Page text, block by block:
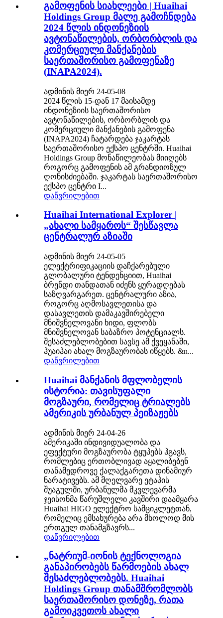
გამოფენის სიახლეები | Huaihai
Holdings Group მალე გამოჩნდება
2024 წლის ინდონეზიის
ავტონაწილების, ორბორბლის და
კომერციული მანქანების
საერთაშორისო გამოფენაზე
(INAPA2024).
ადმინის მიერ 24-05-08
2024 წლის 15-დან 17 მაისამდე
ინდონეზიის საერთაშორისო
ავტონაწილების, ორბორბლის და
კომერციული მანქანების გამოფენა
(INAPA2024) ჩატარდება ჯაკარტას
საერთაშორისო ექსპო ცენტრში. Huaihai
Holdings Group მონაწილეობას მიიღებს
როგორც გამოფენის ამ გრანდიოზულ
ღონისძიებაში. ჯაკარტას საერთაშორისო
ექსპო ცენტრი I...
დაწვრილებით
Huaihai International Explorer |
„ახალი სამყაროს“ შესწავლა
ცენტრალურ აზიაში
ადმინის მიერ 24-05-05
ელექტრიფიკაციის დაჩქარებული
გლობალური ტენდენციით, Huaihai
ბრენდი თანდათან იძენს ყურადღებას
საზღვარგარეთ. ცენტრალური აზია,
როგორც აღმოსავლეთისა და
დასავლეთის დამაკავშირებელი
მნიშვნელოვანი ხიდი, ფლობს
მნიშვნელოვან საბაზრო პოტენციალს.
შესაძლებლობებით სავსე ამ ქვეყანაში,
ჰუაიჰაი ახალ მოგზაურობას იწყებს. &n...
დაწვრილებით
Huaihai მანქანის მფლობელის
ისტორია: თავისუფალი
მოგზაური, რომელიც ტრიალებს
ამერიკის ურბანულ პეიზაჟებს
ადმინის მიერ 24-04-26
ამერიკაში ინდივიდუალობა და
ეფექტური მოგზაურობა ტყუპებს ჰგავს,
რომლებიც ერთობლივად აყალიბებენ
თანამედროვე ქალაქგარეთა დინამიურ
ნარატივებს. ამ მღელვარე ეტაპის
შუაგულში, ურბანულმა მკვლევარმა
ჯეისონმა წარუშლელი კავშირი დაამყარა
Huaihai HIGO ელექტრო სამციკლეტთან,
რომელიც ემსახურება არა მხოლოდ მის
ერთგულ თანამგზავრს...
დაწვრილებით
„ნატრიუმ-იონის ტექნოლოგია
განაპირობებს წარმოების ახალ
შესაძლებლობებს. Huaihai
Holdings Group თანამშრომლობს
საერთაშორისო დონეზე, რათა
გამოიკვეთოს ახალი